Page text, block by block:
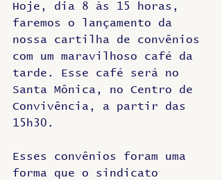
Hoje, dia 8 às 15 horas,
faremos o lançamento da
nossa cartilha de convênios
com um maravilhoso café da
tarde. Esse café será no
Santa Mônica, no Centro de
Convivência, a partir das
15h30.
Esses convênios foram uma
forma que o sindicato